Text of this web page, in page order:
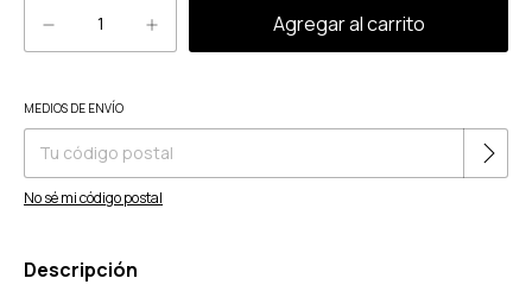
Entregas para el CP:
MEDIOS DE ENVÍO
No sé mi código postal
Descripción